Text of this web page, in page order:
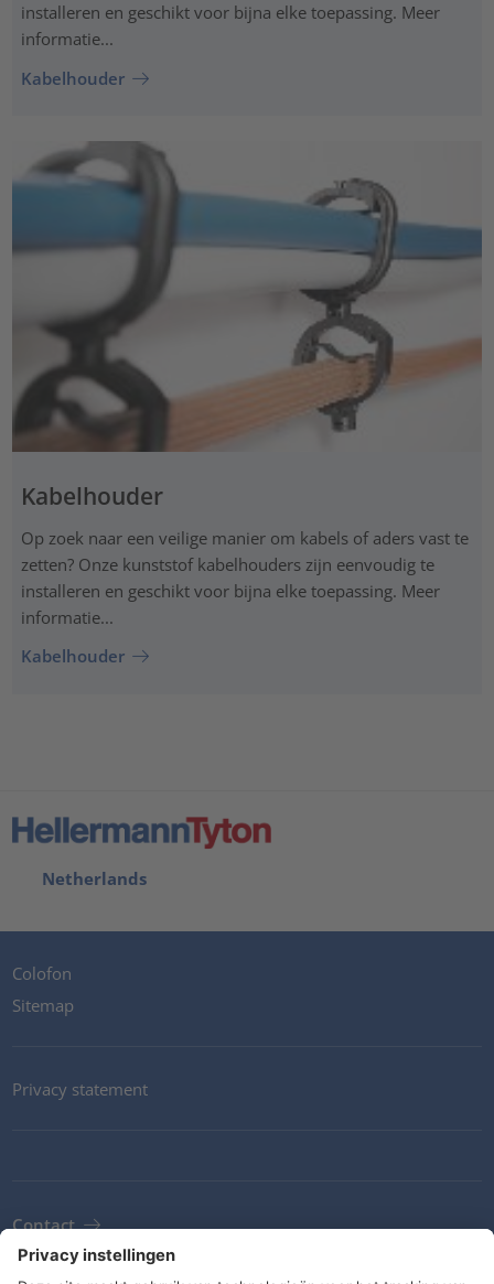
installeren en geschikt voor bijna elke toepassing. Meer
informatie...
Kabelhouder
Kabelhouder
Op zoek naar een veilige manier om kabels of aders vast te
zetten? Onze kunststof kabelhouders zijn eenvoudig te
installeren en geschikt voor bijna elke toepassing. Meer
informatie...
Kabelhouder
Netherlands
Colofon
Sitemap
Privacy statement
Contact
Newsletter